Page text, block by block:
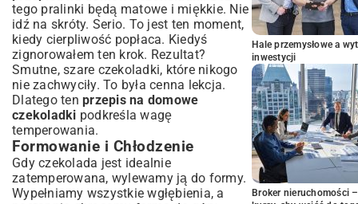
tego pralinki będą matowe i miękkie. Nie
idź na skróty. Serio. To jest ten moment,
kiedy cierpliwość popłaca. Kiedyś
zignorowałem ten krok. Rezultat?
Smutne, szare czekoladki, które nikogo
nie zachwyciły. To była cenna lekcja.
Dlatego ten przepis na domowe
czekoladki podkreśla wagę
temperowania.
Formowanie i Chłodzenie
Gdy czekolada jest idealnie
zatemperowana, wylewamy ją do formy.
Wypełniamy wszystkie wgłębienia, a
Hale przemysłowe a
inwestycji
Broker nieruchomości